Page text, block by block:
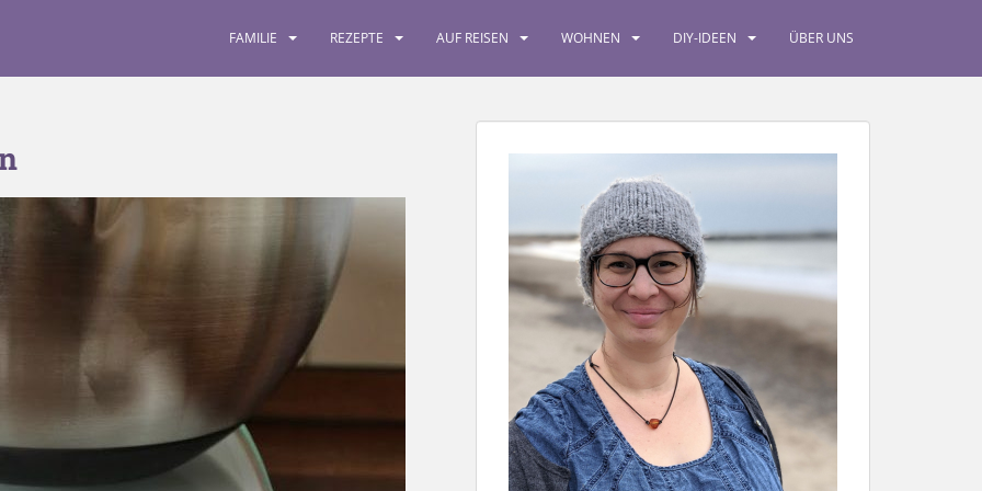
FAMILIE REZEPTE AUF REISEN WOHNEN DIY-IDEEN ÜBER UNS